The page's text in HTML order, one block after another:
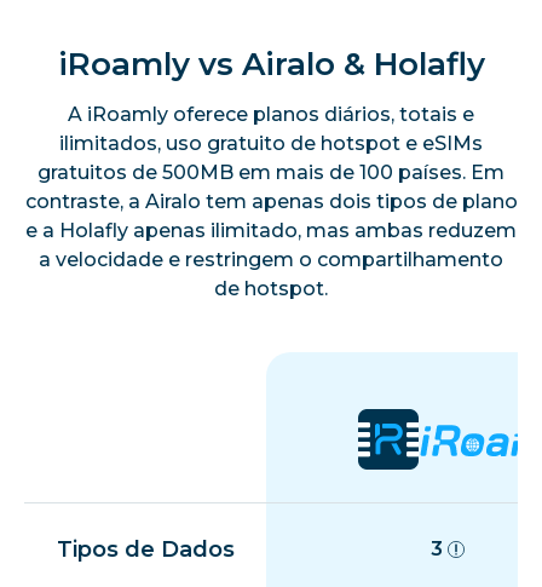
iRoamly vs Airalo & Holafly
A iRoamly oferece planos diários, totais e
ilimitados, uso gratuito de hotspot e eSIMs
gratuitos de 500MB em mais de 100 países. Em
contraste, a Airalo tem apenas dois tipos de plano
e a Holafly apenas ilimitado, mas ambas reduzem
a velocidade e restringem o compartilhamento
de hotspot.
Tipos de Dados 3